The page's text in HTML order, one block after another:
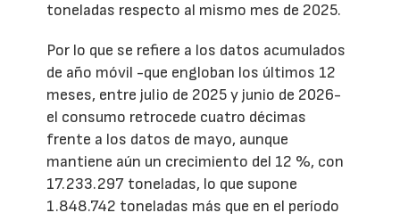
toneladas respecto al mismo mes de 2025.
Por lo que se refiere a los datos acumulados
de año móvil -que engloban los últimos 12
meses, entre julio de 2025 y junio de 2026-
el consumo retrocede cuatro décimas
frente a los datos de mayo, aunque
mantiene aún un crecimiento del 12 %, con
17.233.297 toneladas, lo que supone
1.848.742 toneladas más que en el período